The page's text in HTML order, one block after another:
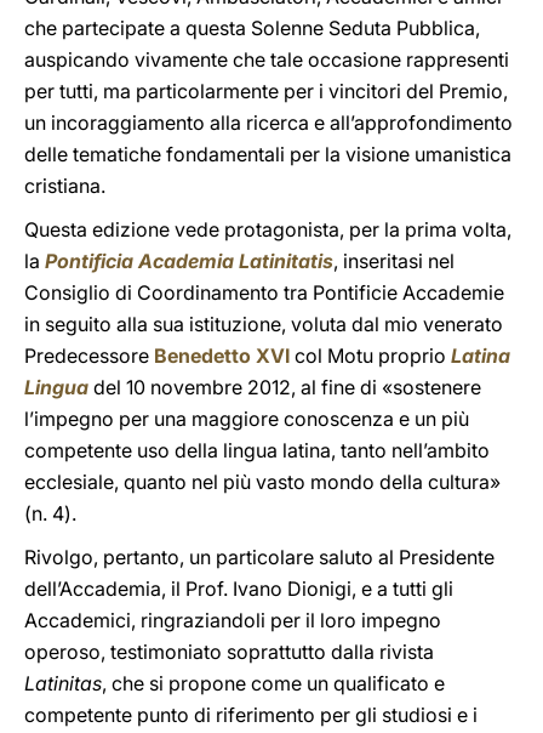
che partecipate a questa Solenne Seduta Pubblica,
auspicando vivamente che tale occasione rappresenti
per tutti, ma particolarmente per i vincitori del Premio,
un incoraggiamento alla ricerca e all’approfondimento
delle tematiche fondamentali per la visione umanistica
cristiana.
Questa edizione vede protagonista, per la prima volta,
la Pontificia Academia Latinitatis, inseritasi nel
Consiglio di Coordinamento tra Pontificie Accademie
in seguito alla sua istituzione, voluta dal mio venerato
Predecessore Benedetto XVI col Motu proprio Latina
Lingua del 10 novembre 2012, al fine di «sostenere
l’impegno per una maggiore conoscenza e un più
competente uso della lingua latina, tanto nell’ambito
ecclesiale, quanto nel più vasto mondo della cultura»
(n. 4).
Rivolgo, pertanto, un particolare saluto al Presidente
dell’Accademia, il Prof. Ivano Dionigi, e a tutti gli
Accademici, ringraziandoli per il loro impegno
operoso, testimoniato soprattutto dalla rivista
Latinitas, che si propone come un qualificato e
competente punto di riferimento per gli studiosi e i